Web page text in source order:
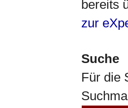
bereits
zur
Suche
Für die